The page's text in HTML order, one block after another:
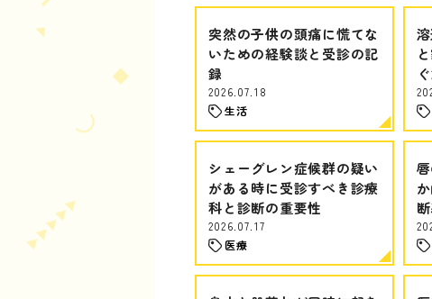
突然の子供の頭痛に慌てな
いための経験談と受診の記
録
2026.07.18
生活
シェーグレン症候群の疑い
がある時に受診すべき診療
科と診断の重要性
2026.07.17
医療